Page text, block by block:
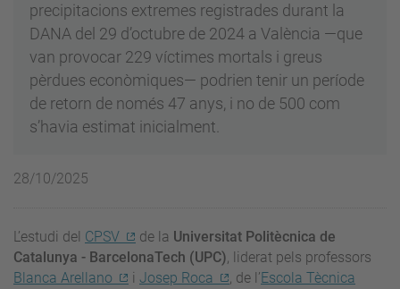
precipitacions extremes registrades durant la
DANA del 29 d’octubre de 2024 a València —que
van provocar 229 víctimes mortals i greus
pèrdues econòmiques— podrien tenir un període
de retorn de només 47 anys, i no de 500 com
s’havia estimat inicialment.
28/10/2025
L’estudi del CPSV de la Universitat Politècnica de
Catalunya - BarcelonaTech (UPC), liderat pels professors
Blanca Arellano
i Josep Roca , de l’Escola Tècnica